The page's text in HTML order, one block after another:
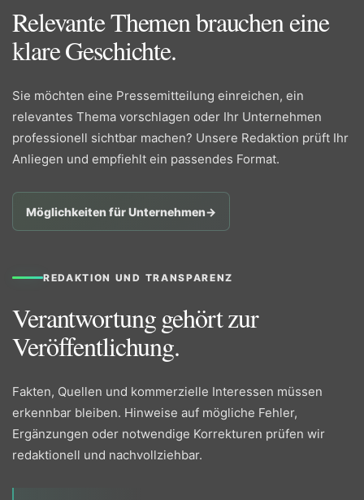
Relevante Themen brauchen eine
klare Geschichte.
Sie möchten eine Pressemitteilung einreichen, ein
relevantes Thema vorschlagen oder Ihr Unternehmen
professionell sichtbar machen? Unsere Redaktion prüft Ihr
Anliegen und empfiehlt ein passendes Format.
Möglichkeiten für Unternehmen→
REDAKTION UND TRANSPARENZ
Verantwortung gehört zur
Veröffentlichung.
Fakten, Quellen und kommerzielle Interessen müssen
erkennbar bleiben. Hinweise auf mögliche Fehler,
Ergänzungen oder notwendige Korrekturen prüfen wir
redaktionell und nachvollziehbar.